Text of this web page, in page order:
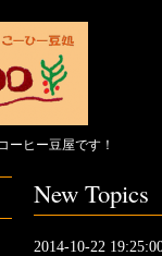
ーヒー豆屋です！
New Topics
2014-10-22